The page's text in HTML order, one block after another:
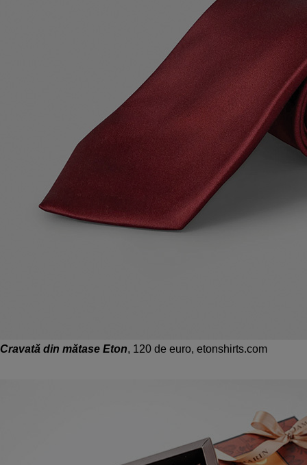
Cravată din mătase Eton, 120 de euro, etonshirts.com